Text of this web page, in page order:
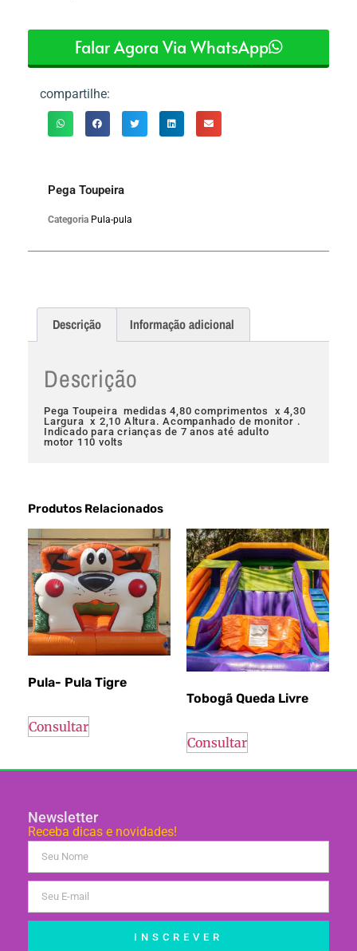
Falar Agora Via WhatsApp
compartilhe:
Pega Toupeira
Categoria Pula-pula
Descrição Informação adicional
Descrição
Pega Toupeira medidas 4,80 comprimentos x 4,30
Largura x 2,10 Altura. Acompanhado de monitor .
Indicado para crianças de 7 anos até adulto
motor 110 volts
Produtos Relacionados
Pula- Pula Tigre
Consultar
Tobogã Queda Livre
Consultar
Newsletter
Receba dicas e novidades!
INSCREVER